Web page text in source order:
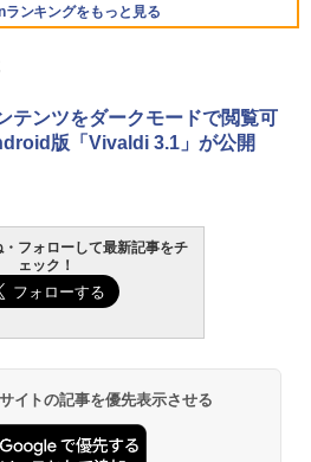
ノートパソコン WE1-K3 (MS 365 P
Copilotキー搭載/Win 11/15.6型/
ンキングをもっと見る
Kindle Paperwhite (16GB) 7イ
ディスプレイ、色調調節ライト、12
続バッテリー、広告なし、ブラッ
Kindle - 目に優しい、かさばら
、大きな画面で読みやすい、6週間持
ーダー、ブラック、16GB、広告な
テンツをダークモードで閲覧可
版「Vivaldi 3.1」が公開
フォローして最新記事をチ
ェック！
イトの記事を優先表示させる